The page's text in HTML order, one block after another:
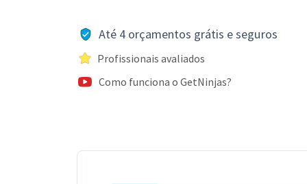
Até 4 orçamentos grátis e seguros
Profissionais avaliados
Como funciona o GetNinjas?